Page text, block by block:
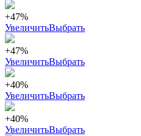
+47%
УвеличитьВыбрать
+47%
УвеличитьВыбрать
+40%
УвеличитьВыбрать
+40%
УвеличитьВыбрать